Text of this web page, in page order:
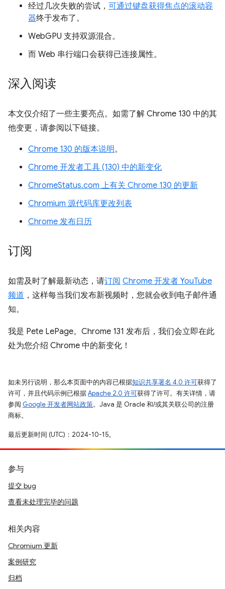
经过几次失败的尝试， 可通过键盘获得焦点的滚动容
器终于发布了。
WebGPU 支持双源混合。
而 Web 串行端口会获得已连接属性。
深入阅读
本文仅介绍了一些主要亮点。如需了解 Chrome 130 中的其
他变更，请参阅以下链接。
Chrome 130 的版本说明。
Chrome 开发者工具 (130) 中的新变化
ChromeStatus.com 上有关 Chrome 130 的更新
Chromium 源代码库更改列表
Chrome 发布日历
订阅
如需及时了解最新动态，请订阅 Chrome 开发者 YouTube
频道 ，这样每当我们发布新视频时，您就会收到电子邮件通
知。
我是 Pete LePage。Chrome 131 发布后，我们会立即在此
处为您介绍 Chrome 中的新变化！
如未另行说明，那么本页面中的内容已根据知识共享署名 4.0 许可获得了
许可，并且代码示例已根据Apache 2.0 许可获得了许可。有关详情，请
参阅 Google 开发者网站政策。Java 是 Oracle 和/或其关联公司的注册
商标。
最后更新时间 (UTC)：2024-10-15。
参与
提交 bug
查看未处理完毕的问题
相关内容
Chromium 更新
案例研究
归档